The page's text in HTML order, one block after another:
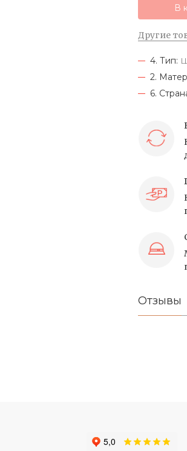
В
Другие
4. Тип:
2.
6.
Отзывы